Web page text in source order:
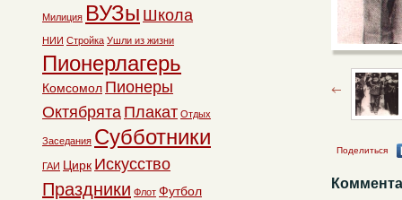
Поделиться
Милиция ВУЗы Школа
НИИ Стройка Ушли из жизни
Пионерлагерь
Комсомол Пионеры
Октябрята Плакат Отдых
Заседания Субботники
ГАИ Цирк Искусство
Праздники Флот Футбол